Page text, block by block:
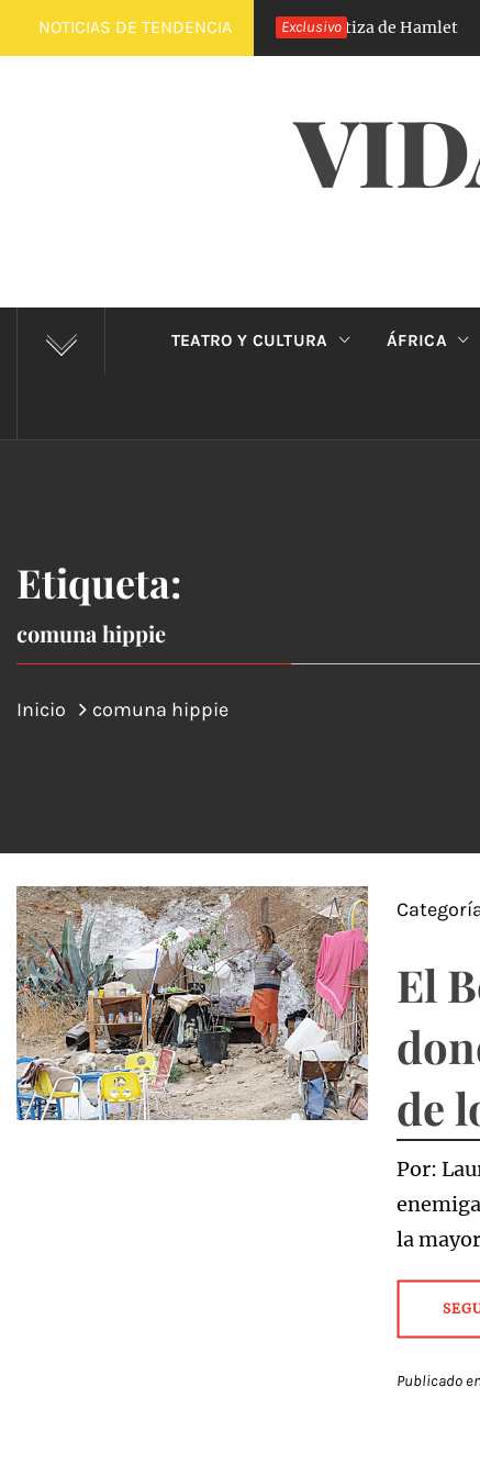
Saltar
al
NOTICIAS DE TENDENCIA Exclusivo
El Príncipe de Carabanchel, la versión castiza de Hamlet
TEATRO Y CULTURA ÁFRICA
Etiqueta:
comuna hippie
Inicio comuna hippie
El
de
Por:
la
Publicado